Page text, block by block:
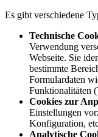
Es gibt verschiedene
Technische
Verwendung
Webseite. Sie
bestimmte
Formulardaten
Funktionalitäten
Cookies zur
Einstellungen
Konfiguration,
Analytische